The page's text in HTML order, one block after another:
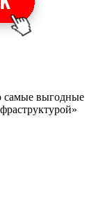
самые выгодные